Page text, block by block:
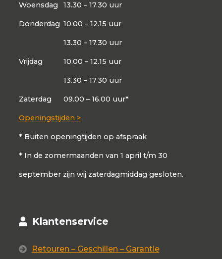
Woensdag 13.30 – 17.30 uur
Donderdag 10.00 – 12.15 uur
13.30 – 17.30 uur
Vrijdag 10.00 – 12.15 uur
13.30 – 17.30 uur
Zaterdag 09.00 – 16.00 uur*
Openingstijden >
* Buiten openingtijden op afspraak
* In de zomermaanden van 1 april t/m 30
september zijn wij zaterdagmiddag gesloten.
Klantenservice
Retouren – Geschillen – Garantie